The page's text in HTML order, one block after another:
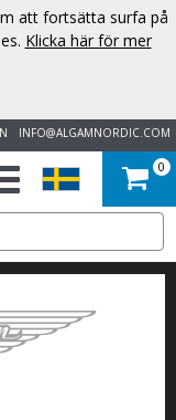
INFO@ALGAMNORDIC.COM
0
att fortsätta surfa på
Klicka här för mer